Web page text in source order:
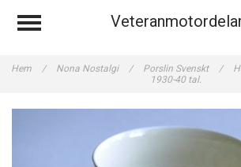
Hem / Nona Nostalgi / Porslin Svenskt /
1930-40 tal.